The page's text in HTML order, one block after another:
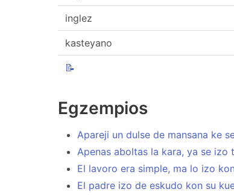
inglez
kasteyano
📝
Egzempios
Apareji un dulse de mansana ke
Apenas aboltas la kara, ya se izo
El lavoro era simple, ma lo izo
El padre izo de eskudo kon su